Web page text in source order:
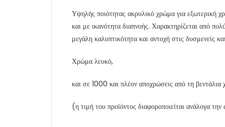
Υψηλής ποιότητας ακρυλικό χρώμα για εξωτερική
και με ικανότητα διαπνοής. Χαρακτηρίζεται από
μεγάλη καλυπτικότητα και αντοχή στις δυσμενείς
Χρώμα λευκό,
και σε 1000 και πλέον αποχρώσεις από τη
(η τιμή του προϊόντος διαφοροποιείται ανάλογα